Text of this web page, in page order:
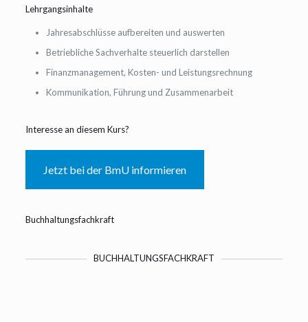
Lehrgangsinhalte
Jahresabschlüsse aufbereiten und auswerten
Betriebliche Sachverhalte steuerlich darstellen
Finanzmanagement, Kosten- und Leistungsrechnung
Kommunikation, Führung und Zusammenarbeit
Interesse an diesem Kurs?
Jetzt bei der BmU informieren
Buchhaltungsfachkraft
BUCHHALTUNGSFACHKRAFT